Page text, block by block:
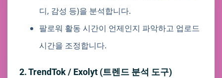
디, 감성 등)을 분석합니다.
팔로워 활동 시간이 언제인지 파악하고 업로드
시간을 조정합니다.
2. TrendTok / Exolyt (트렌드 분석 도구)